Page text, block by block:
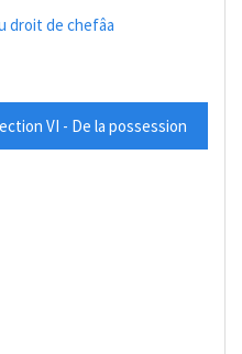
droit de chefâa
VI - De la possession